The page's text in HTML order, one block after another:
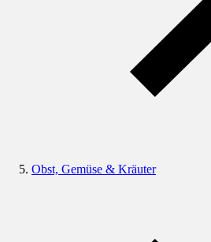
Obst, Gemüse & Kräuter